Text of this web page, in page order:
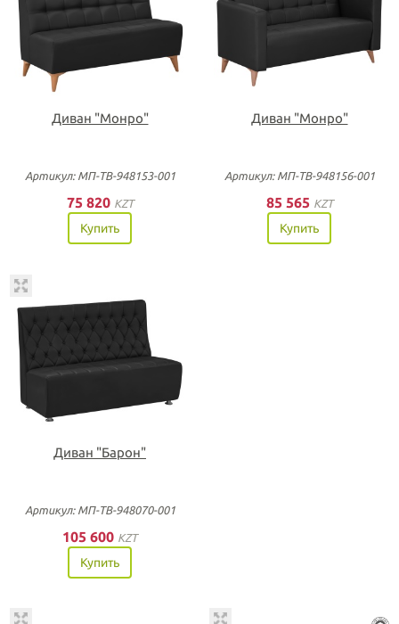
Диван "Монро"
Артикул: МП-ТВ-948153-001
75 820 KZT
Купить
Диван "Монро"
Артикул: МП-ТВ-948156-001
85 565 KZT
Купить
Диван "Барон"
Артикул: МП-ТВ-948070-001
105 600 KZT
Купить